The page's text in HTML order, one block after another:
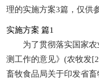
理的实施方案3篇，仅供
实施方案 篇1
为了贯彻落实国家
测工作的意见》(农牧发
畜牧食品局关于印发省